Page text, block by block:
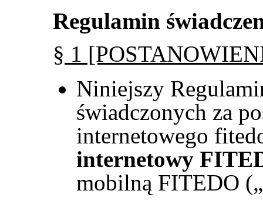
Regulamin
§ 1
Niniejszy
świadczonych za
internetowego
internetowy
mobilną FITEDO („